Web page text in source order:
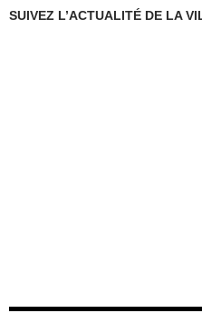
SUIVEZ L’ACTUALITÉ DE LA